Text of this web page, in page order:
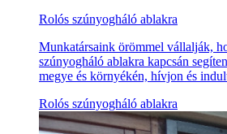
Rolós szúnyogháló ablakra
Munkatársaink örömmel vállalják,
szúnyogháló ablakra kapcsán
megye és környékén, hívjon és
Rolós szúnyogháló ablakra